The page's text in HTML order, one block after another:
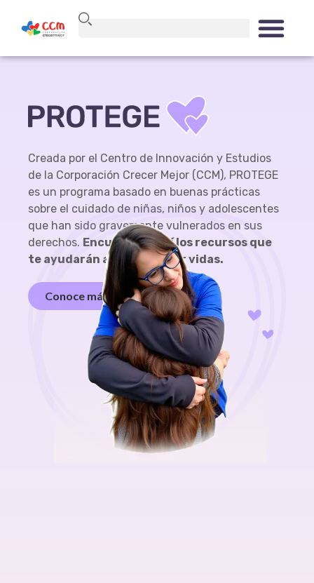
Creada por el Centro de Innovación y Estudios
de la Corporación Crecer Mejor (CCM), PROTEGE
es un programa basado en buenas prácticas
sobre el cuidado de niñas, niños y adolescentes
que han sido gravemente vulnerados en sus
derechos. Encuentra aquí los recursos que
te ayudarán a transformar vidas.
Conoce más sobre nosotros